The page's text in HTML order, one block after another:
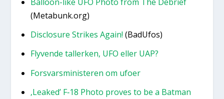
(Metabunk.org)
Disclo­su­re Stri­kes Again! (BadU­fos)
Fly­ven­de tal­ler­ken, UFO eller UAP?
For­svars­mi­ni­ste­ren om ufo­er
‚Lea­ked’ F‑18 Pho­to proves to be a Bat­man